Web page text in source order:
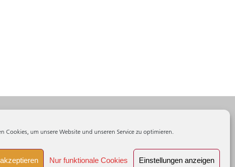
Cookies, um unsere Website und unseren Service zu optimieren.
Nur funktionale Cookies Einstellungen anzeigen
- Richtlinie (EU)